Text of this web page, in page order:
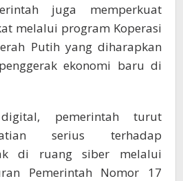
juga memperkuat
melalui program Koperasi
Putih yang diharapkan
ekonomi baru di
pemerintah turut
serius terhadap
di ruang siber melalui
Pemerintah Nomor 17